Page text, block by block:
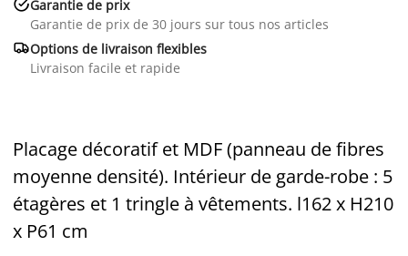
Garantie de prix
Garantie de prix de 30 jours sur tous nos articles
Options de livraison flexibles
Livraison facile et rapide
Placage décoratif et MDF (panneau de fibres
moyenne densité). Intérieur de garde-robe : 5
étagères et 1 tringle à vêtements. l162 x H210
x P61 cm